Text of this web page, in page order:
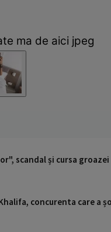
ma de aici jpeg
scandal și cursa
concurenta care a